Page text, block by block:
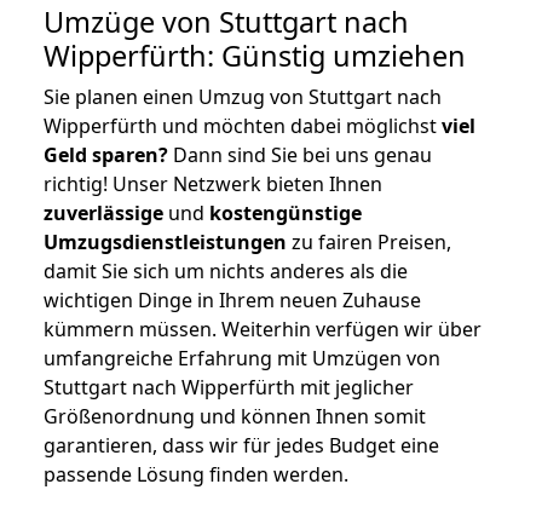
Umzüge von Stuttgart nach
Wipperfürth: Günstig umziehen
Sie planen einen Umzug von Stuttgart nach
Wipperfürth und möchten dabei möglichstviel
Geld sparen? Dann sind Sie bei uns genau
richtig! Unser Netzwerk bieten Ihnen
zuverlässige und kostengünstige
Umzugsdienstleistungen zu fairen Preisen,
damit Sie sich um nichts anderes als die
wichtigen Dinge in Ihrem neuen Zuhause
kümmern müssen. Weiterhin verfügen wir über
umfangreiche Erfahrung mit Umzügen von
Stuttgart nach Wipperfürth mit jeglicher
Größenordnung und können Ihnen somit
garantieren, dass wir für jedes Budget eine
passende Lösung finden werden.